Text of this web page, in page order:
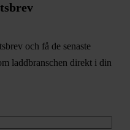
och få de senaste
laddbranschen direkt i din